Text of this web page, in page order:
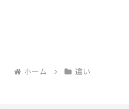
ホーム 違い